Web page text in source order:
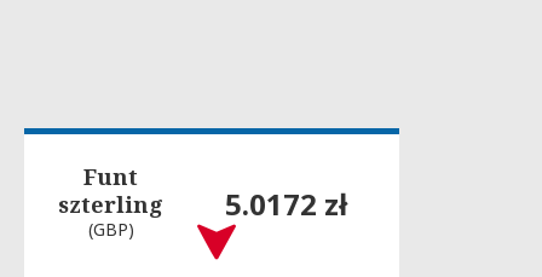
Funt
szterling
(GBP)
5.0172 zł